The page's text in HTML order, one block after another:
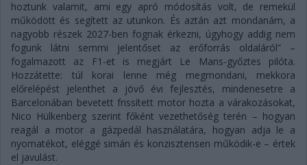
hoztunk valamit, ami egy apró módosítás volt, de remekül
működött és segített az utunkon. És aztán azt mondanám, a
nagyobb részek 2027-ben fognak érkezni, úgyhogy addig nem
fogunk látni semmi jelentőset az erőforrás oldaláról” –
fogalmazott az F1-et is megjárt Le Mans-győztes pilóta.
Hozzátette: túl korai lenne még megmondani, mekkora
előrelépést jelenthet a jövő évi fejlesztés, mindenesetre a
Barcelonában bevetett frissített motor hozta a várakozásokat,
Nico Hülkenberg szerint főként vezethetőség terén – hogyan
reagál a motor a gázpedál használatára, hogyan adja le a
nyomatékot, eléggé simán és konzisztensen működik-e – értek
el javulást.